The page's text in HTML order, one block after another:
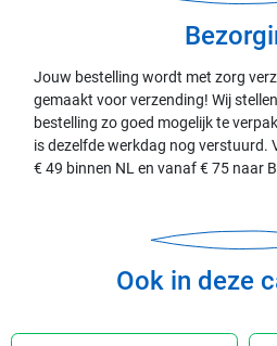
Jouw bestelling wordt met zorg
gemaakt voor verzending! Wij
bestelling zo goed mogelijk te
is dezelfde werkdag nog verstuurd.
€ 49 binnen NL en vanaf € 75 naar
Ook in deze